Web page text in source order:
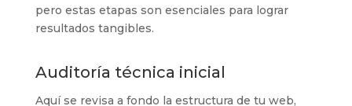
pero estas etapas son esenciales para lograr
resultados tangibles.
Auditoría técnica inicial
Aquí se revisa a fondo la estructura de tu web,